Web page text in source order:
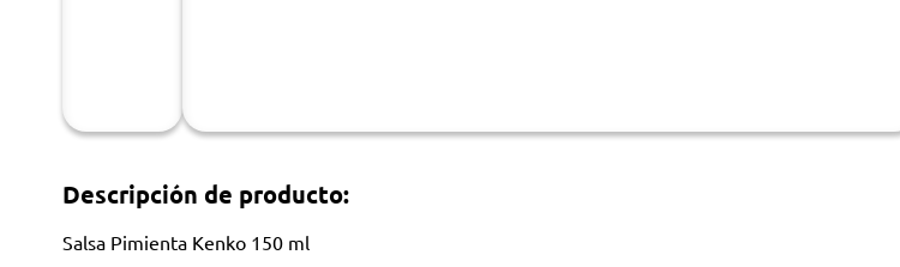
Descripción de producto:
Salsa Pimienta Kenko 150 ml